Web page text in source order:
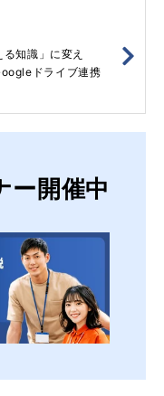
知識」に変え
ドライブ連携
ー開催中